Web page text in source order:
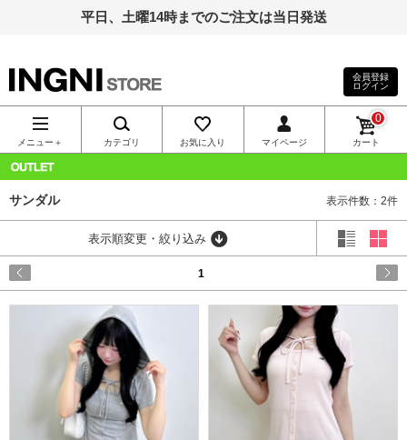
平日、土曜14時までのご注文は当日発送
INGNI（イン
グ）公式通
販｜INGNI
STORE
会員登録
ログイン
メニュー＋ カテゴリ お気に入り マイページ カート
0
サンダル 表示件数：2件
表示順変更・絞り込み
1